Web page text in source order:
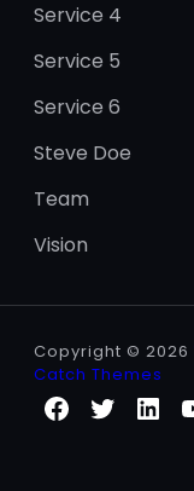
Service 4
Service 5
Service 6
Steve Doe
Team
Vision
Copyright © 2026
Catch Themes
Facebook
Twitter